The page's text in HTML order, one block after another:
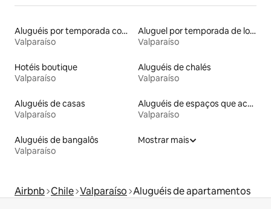
Aluguéis por temporada com cama de altura acessível
Valparaíso
Aluguel por temporada de lofts
Valparaíso
Hotéis boutique
Valparaíso
Aluguéis de chalés
Valparaíso
Aluguéis de casas
Valparaíso
Aluguéis de espaços que aceitam animais de estimação
Valparaíso
Aluguéis de bangalôs
Valparaíso
Mostrar mais
Airbnb Chile Valparaíso Aluguéis de apartamentos